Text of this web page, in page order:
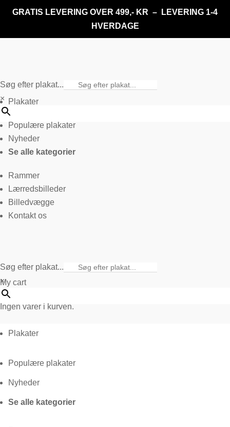
GRATIS LEVERING OVER 499,- KR – LEVERING 1-4
HVERDAGE
Søg efter plakat...
× Plakater
Populære plakater
Nyheder
Se alle kategorier
Rammer
Lærredsbilleder
Billedvægge
Kontakt os
Søg efter plakat...
×
My cart
Ingen varer i kurven.
Plakater
Populære plakater
Nyheder
Se alle kategorier